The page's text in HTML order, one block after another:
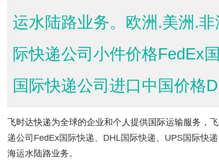
运水陆路业务。欧洲.美洲.
际快递公司小件价格FedEx
国际快递公司进口中国价格
飞时达快递为全球的企业和个人提供国际运输服务，
递公司 FedEx国际快递 、 DHL国际快递 、 UPS国际快递
海运水陆路业务。